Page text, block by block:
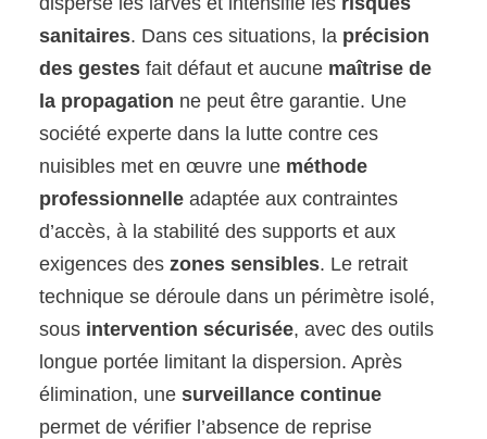
sanitaires. Dans ces situations, la précision
des gestes fait défaut et aucune maîtrise de
la propagation ne peut être garantie. Une
société experte dans la lutte contre ces
nuisibles met en œuvre une méthode
professionnelle adaptée aux contraintes
d’accès, à la stabilité des supports et aux
exigences deszones sensibles. Le retrait
technique se déroule dans un périmètre isolé,
sous intervention sécurisée, avec des outils
longue portée limitant la dispersion. Après
élimination, unesurveillance continue
permet de vérifier l’absence de reprise